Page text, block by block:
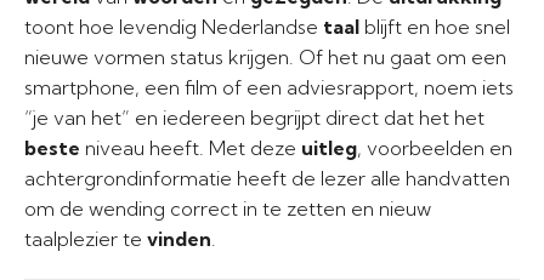
toont hoe levendig Nederlandse taal blijft en hoe snel
nieuwe vormen status krijgen. Of het nu gaat om een
smartphone, een film of een adviesrapport, noem iets
“je van het” en iedereen begrijpt direct dat het het
beste niveau heeft. Met deze uitleg, voorbeelden en
achtergrondinformatie heeft de lezer alle handvatten
om de wending correct in te zetten en nieuw
taalplezier te vinden.